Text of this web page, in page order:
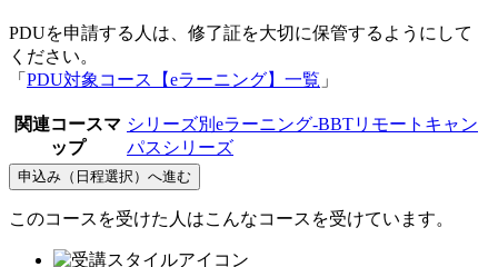
PDUを申請する人は、修了証を大切に保管するようにして
ください。
「 PDU対象コース【eラーニング】一覧 」
関連コースマ
ップ
シリーズ別eラーニング-BBTリモートキャン
パスシリーズ
申込み（日程選択）へ進む
このコースを受けた人はこんなコースを受けています。